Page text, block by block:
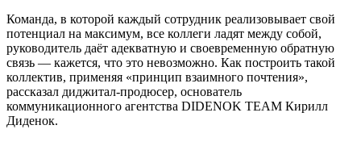
Команда, в которой каждый сотрудник реализовывает свой
потенциал на максимум, все коллеги ладят между собой,
руководитель даёт адекватную и своевременную обратную
связь — кажется, что это невозможно. Как построить такой
коллектив, применяя «принцип взаимного почтения»,
рассказал диджитал-продюсер, основатель
коммуникационного агентства DIDENOK TEAM Кирилл
Диденок.